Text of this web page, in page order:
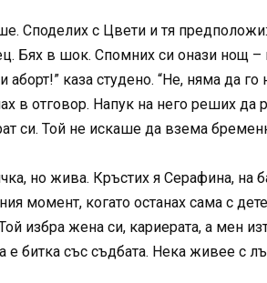
Споделих с Цвети и тя
Бях в шок. Спомних си онази нощ
каза студено. “Не, няма да
в отговор. Напук на него реших
си. Той не искаше да взема
но жива. Кръстих я Серафина, на
момент, когато останах сама с
избра жена си, кариерата, а мен
е битка със съдбата. Нека живее с